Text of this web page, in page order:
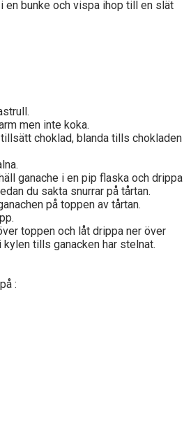
en bunke och vispa ihop till en slät
men inte koka.
choklad, blanda tills chokladen
ganache i en pip flaska och drippa
du sakta snurrar på tårtan.
på toppen av tårtan.
toppen och låt drippa ner över
tills ganacken har stelnat.
: